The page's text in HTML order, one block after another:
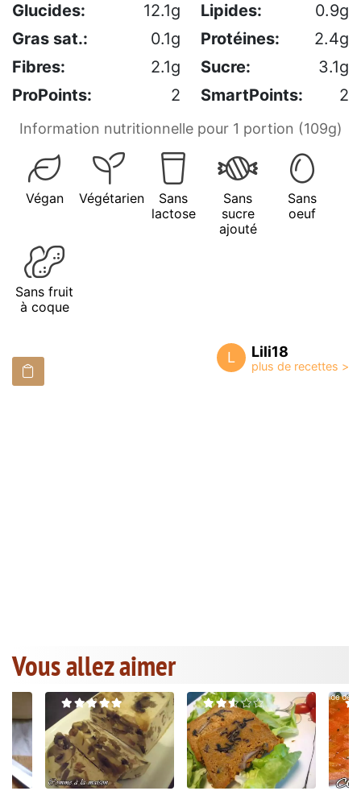
Glucides: 12.1g Lipides:
0.9g
Gras sat.:
0.1g Protéines:
2.4g
Fibres:
2.1g Sucre:
3.1g
ProPoints:
2 SmartPoints: 2
Information nutritionnelle pour 1 portion (109g)
Végan Végétarien
Sans
lactose
Sans
sucre
ajouté
Sans
oeuf
Sans fruit
à coque
L Lili18
Vous allez aimer